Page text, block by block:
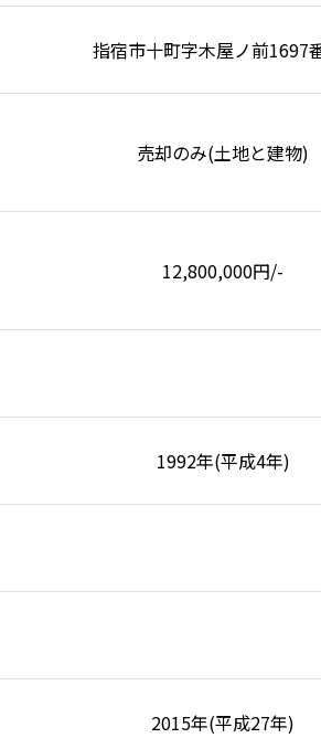
指宿市十町字木屋ノ前1697
売却のみ(土地と建物)
12,800,000円/-
1992年(平成4年)
2015年(平成27年)